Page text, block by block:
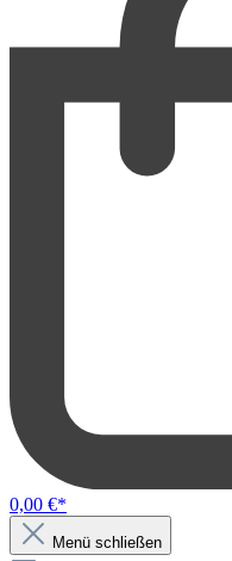
0,00 €*
Menü schließen